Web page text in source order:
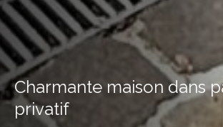
Charmante maison dans
privatif